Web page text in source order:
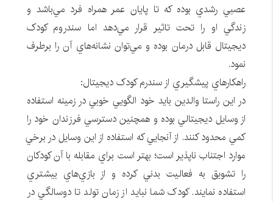
عصبي رشدي بوده که تا پايان عمر همراه فرد مي‌باشد و
زندگي او را تحت تاثير قرار مي‌دهد اما سندروم کودک
ديجيتال قابل درمان بوده و مي‌توان نشانه‌هاي آن را برطرف
نمود.
راهکارهاي پيشگيري از سندرم کودک ديجيتال:
در اين راستا والدين بايد خود الگويي خوبي در زمينه استفاده
از وسايل ديجيتالي بوده و همچنين دسترسي فرزندان خود را
کمي محدود کنند. از آنجايي که استفاده از اين وسايل در برخي
موارد اجتناب ناپذير است؛ بهتر است براي مقابله با آن کودکان
را تشويق به فعاليت بدني کرده و از بازي‌هاي بيشتري
استفاده نمايند. کودک شما نبايد از زمان تولد تا دوسالگي در